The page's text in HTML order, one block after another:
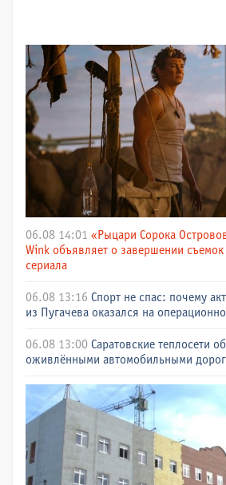
06.08 14:01 «Рыцари Сорока
Wink объявляет о завершении съемок
сериала
06.08 13:16 Спорт не спас: почему
из Пугачева оказался на
06.08 13:00 Саратовские теплосети
оживлёнными автомобильными